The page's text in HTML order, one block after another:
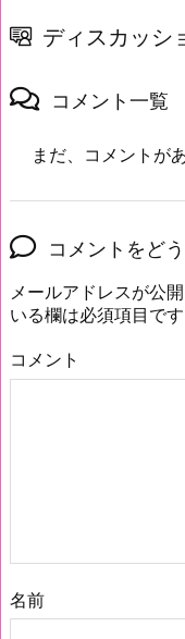
ディスカッシ
コメント一覧
まだ、コメントが
コメントをど
メールアドレスが公
いる欄は必須項目です
コメント
名前